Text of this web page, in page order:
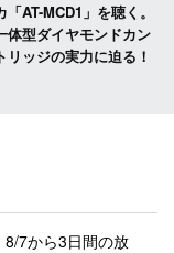
AT-MCD1」を聴く。
体型ダイヤモンドカン
ッジの実力に迫る！
7から3日間の放